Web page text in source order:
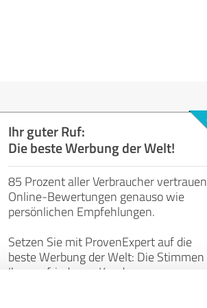
Ihr guter Ruf:
Die beste Werbung der Welt!
85 Prozent aller Verbraucher vertrauen
Online-Bewertungen genauso wie
persönlichen Empfehlungen.
Setzen Sie mit ProvenExpert auf die
beste Werbung der Welt: Die Stimmen
Ihrer zufriedenen Kunden.